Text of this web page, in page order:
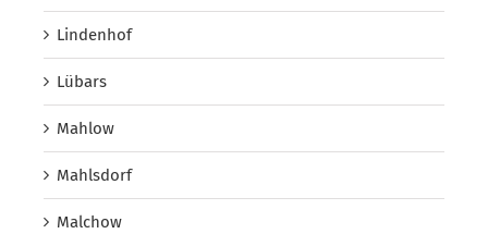
Lindenhof
Lübars
Mahlow
Mahlsdorf
Malchow